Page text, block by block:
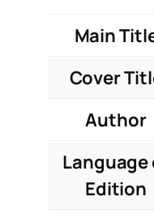
Main
Cover
Author
Language
Edition